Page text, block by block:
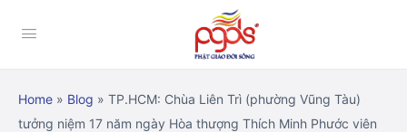
Home » Blog » TP.HCM: Chùa Liên Trì (phường Vũng Tàu)
tưởng niệm 17 năm ngày Hòa thượng Thích Minh Phước viên